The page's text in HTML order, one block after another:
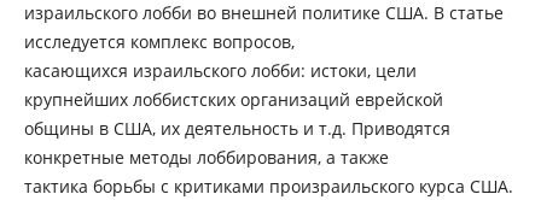
израильского лобби во внешней политике США. В статье
исследуется комплекс вопросов,
касающихся израильского лобби: истоки, цели
крупнейших лоббистских организаций еврейской
общины в США, их деятельность и т.д. Приводятся
конкретные методы лоббирования, а также
тактика борьбы с критиками произраильского курса США.